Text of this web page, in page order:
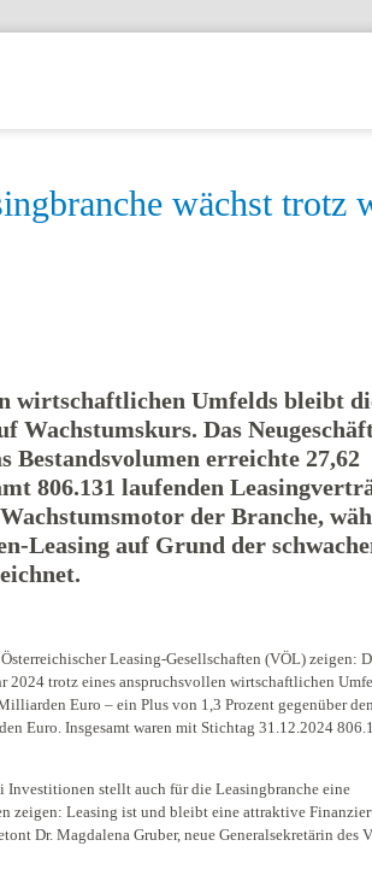
wächst trotz
wirtschaftlichen Umfelds bleibt
Wachstumskurs. Das
erreichte 27,62
806.131 laufenden
der Branche,
Leasing auf Grund der
Leasing-Gesellschaften (VÖL) zeigen:
2024 trotz eines anspruchsvollen wirtschaftlichen
Euro – ein Plus von 1,3 Prozent gegenüber
Euro. Insgesamt waren mit Stichtag 31.12.2024
stellt auch für die Leasingbranche eine
zeigen: Leasing ist und bleibt eine attraktive
Dr. Magdalena Gruber, neue Generalsekretärin des